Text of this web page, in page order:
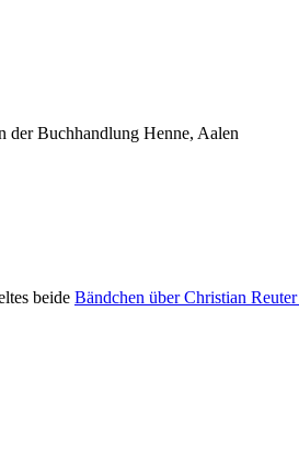
der Buchhandlung Henne, Aalen
beide Bändchen über Christian Reuter